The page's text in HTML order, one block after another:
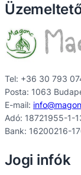
Tel: +36 30 793
Posta: 1063
E-mail:
Adó: 18721955-1-
Bank: 16200216-
Jogi infók